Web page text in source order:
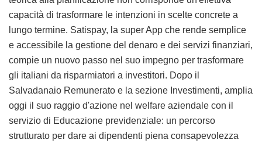
capacità di trasformare le intenzioni in scelte concrete a
lungo termine. Satispay, la super App che rende semplice
e accessibile la gestione del denaro e dei servizi finanziari,
compie un nuovo passo nel suo impegno per trasformare
gli italiani da risparmiatori a investitori. Dopo il
Salvadanaio Remunerato e la sezione Investimenti, amplia
oggi il suo raggio d'azione nel welfare aziendale con il
servizio di Educazione previdenziale: un percorso
strutturato per dare ai dipendenti piena consapevolezza